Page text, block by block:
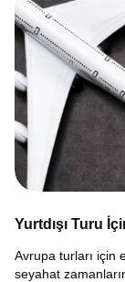
Yurtdışı Turu
Avrupa turları için
seyahat